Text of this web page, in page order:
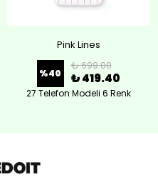
Pink Lines
%40
₺ 699.00
₺ 419.40
27 Telefon Modeli 6 Renk